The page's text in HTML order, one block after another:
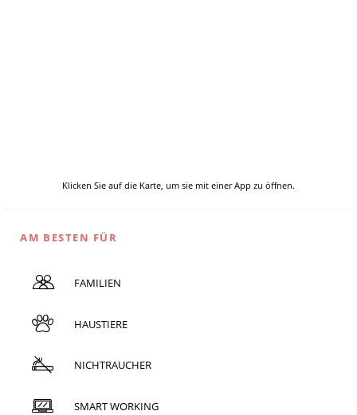
Klicken Sie auf die Karte, um sie mit einer App zu öffnen.
AM BESTEN FÜR
FAMILIEN
HAUSTIERE
NICHTRAUCHER
SMART WORKING